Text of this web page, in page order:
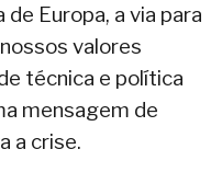
Europa, a via para
valores
técnica e política
mensagem de
a crise.